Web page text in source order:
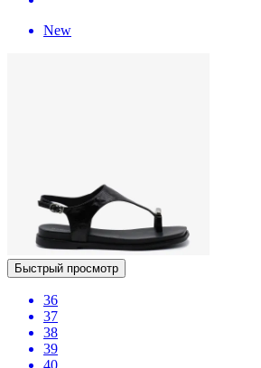
New
Быстрый просмотр
36
37
38
39
40